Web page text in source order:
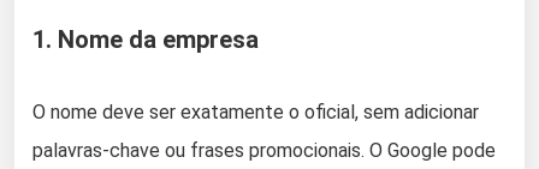
1. Nome da empresa
O nome deve ser exatamente o oficial, sem adicionar
palavras-chave ou frases promocionais. O Google pode